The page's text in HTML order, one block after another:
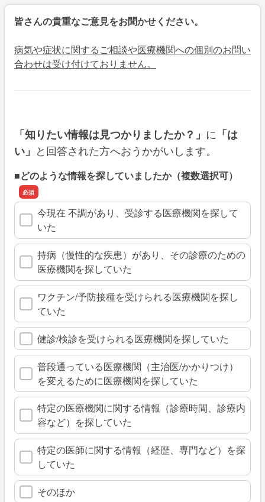
皆さんの貴重なご意見をお聞かせください。
病気や症状に関するご相談や医療機関への個別のお問い
合わせは受け付けておりません。
「知りたい情報は見つかりましたか？」 に 「は
い」 と回答された方へおうかがいします。
■どのような情報を探していましたか（複数選択可）
今現在 不調があり、受診する医療機関を探して
いた
持病（慢性的な疾患）があり、その診療のための
医療機関を探していた
ワクチン/予防接種を受けられる医療機関を探し
ていた
健診/検診を受けられる医療機関を探していた
普段通っている医療機関（主治医/かかりつけ）
を変えるために医療機関を探していた
特定の医療機関に関する情報（診療時間、診療内
容など）を探していた
特定の医師に関する情報（経歴、専門など）を探
していた
そのほか